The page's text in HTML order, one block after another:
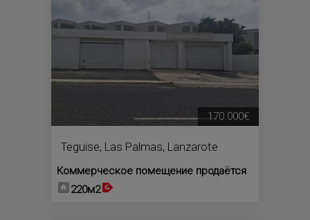
Teguise, Las Palmas, Lanzarote
Коммерческое помещение продаётся
220м2
170.000€